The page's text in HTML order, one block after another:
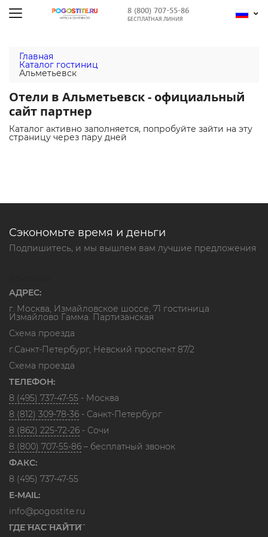
8 (800) 707-55-86
БЕСПЛАТНАЯ ЛИНИЯ
Главная
Каталог гостиниц
Альметьевск
Отели в Альметьевск - официальный
сайт партнер
Каталог активно заполняется, попробуйте зайти на эту
страницу через пару дней
Сэкономьте время и деньги
Подпишитесь, и мы вышлем вам лучшие предложения
АДРЕС:
г. Москва, Измайловское шоссе, 71 гостиница
Измайлово Гамма. Партизанская
Схема проезда
г.Санкт-Петербург, Невский проспект 87/2
Схема проезда
ТЕЛЕФОН:
8 (495) 737-47-55 - Москва
8 (812) 309-78-36 - Санкт-Петербург
8 (862) 225-72-26 - Сочи
8 (800) 707-55-86 – бесплатный звонок
ФАКС:
8 (495) 737-47-55
E-MAIL:
info@pogostite.ru
ГДЕ НАС НАЙТИ